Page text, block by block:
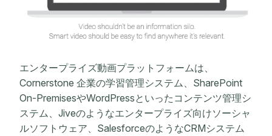
エンタープライズ動画プラットフォームは、
Cornerstone 企業の学習管理システム、SharePoint
On-PremisesやWordPressといったコンテンツ管理シ
ステム、Jiveのようなエンタープライズ向けソーシャ
ルソフトウェア、SalesforceのようなCRMシステム